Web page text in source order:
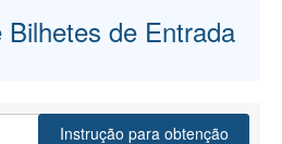
de Entrada
Instrução para obtenção